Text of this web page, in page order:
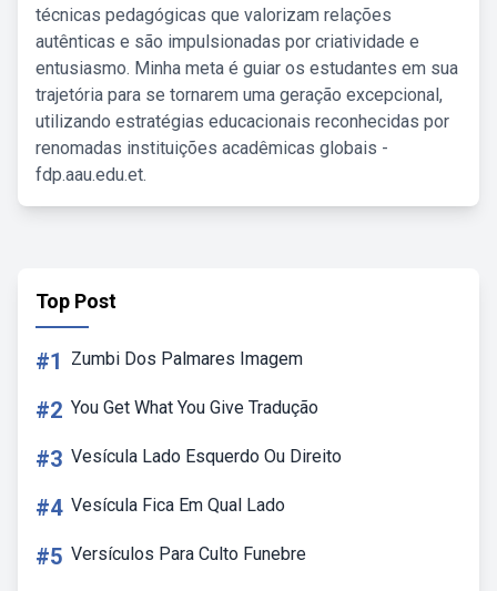
técnicas pedagógicas que valorizam relações
autênticas e são impulsionadas por criatividade e
entusiasmo. Minha meta é guiar os estudantes em sua
trajetória para se tornarem uma geração excepcional,
utilizando estratégias educacionais reconhecidas por
renomadas instituições acadêmicas globais -
fdp.aau.edu.et.
Top Post
#1 Zumbi Dos Palmares Imagem
#2 You Get What You Give Tradução
#3 Vesícula Lado Esquerdo Ou Direito
#4 Vesícula Fica Em Qual Lado
#5 Versículos Para Culto Funebre